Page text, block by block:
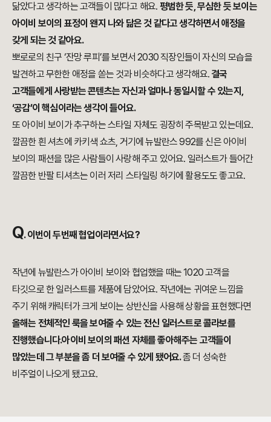
닮았다고 생각하는 고객들이 많다고 해요. 평범한 듯, 무심한 듯 보이는
아이비 보이의 표정이 왠지 나와 닮은 것 같다고 생각하면서 애정을
갖게 되는 것 같아요.
뽀로로의 친구 ‘잔망 루피’를 보면서 2030 직장인들이 자신의 모습을
발견하고 무한한 애정을 쏟는 것과비슷하다고 생각해요. 결국
고객들에게 사랑받는 콘텐츠는 자신과 얼마나 동일시할 수 있는지,
‘공감’이 핵심이라는 생각이 들어요.
또 아이비 보이가 추구하는 스타일 자체도 굉장히 주목받고 있는데요.
깔끔한 흰 셔츠에 카키색 쇼츠, 거기에 뉴발란스 992를 신은 아이비
보이의 패션을 많은 사람들이 사랑해 주고 있어요. 일러스트가 들어간
깔끔한 반팔 티셔츠는 이러 저리 스타일링 하기에 활용도도 좋고요.
Q.이번이 두번째 협업이라면서요?
작년에 뉴발란스가 아이비 보이와 협업했을 때는 1020 고객을
타깃으로 한 일러스트를 제품에 담았어요. 작년에는 귀여운 느낌을
주기 위해 캐릭터가 크게 보이는 상반신을 사용해상황을 표현했다면
올해는 전체적인 룩을 보여줄 수 있는 전신 일러스트로 콜라보를
진행했습니다.아이비 보이의 패션 자체를 좋아해주는 고객들이
많았는데 그 부분을 좀 더 보여줄 수 있게 됐어요.좀 더 성숙한
비주얼이 나오게 됐고요.